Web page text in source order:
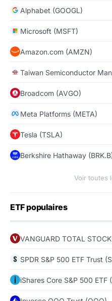
Alphabet (GOOGL)
Microsoft (MSFT)
Amazon.com (AMZN)
Taiwan Semiconductor
Broadcom (AVGO)
Meta Platforms (META)
Tesla (TSLA)
Berkshire Hathaway
Voir toutes
ETF populaires
VANGUARD TOTAL
SPDR S&P 500 ETF Trust
iShares Core S&P 500 ETF